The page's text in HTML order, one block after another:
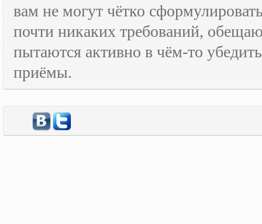
вам не могут чётко
почти никаких требований,
пытаются активно в чём-то
приёмы.